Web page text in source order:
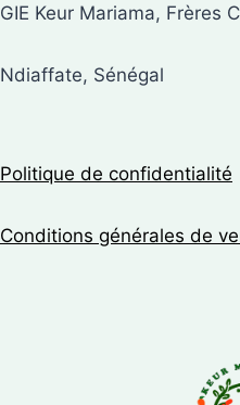
GIE Keur Mariama, Frères
Ndiaffate, Sénégal
Politique de confidentialité
Conditions générales de